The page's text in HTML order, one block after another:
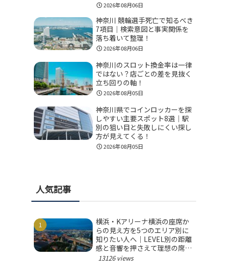
2026年08月06日
神奈川 競輪選手死亡で知るべき
7項目｜検索意図と事実関係を
落ち着いて整理！
2026年08月06日
神奈川のスロット換金率は一律
ではない？店ごとの差を見抜く
立ち回りの軸！
2026年08月05日
神奈川県でコインロッカーを探
しやすい主要スポット8選｜駅
別の狙い目と失敗しにくい探し
方が見えてくる！
2026年08月05日
人気記事
横浜・Kアリーナ横浜の座席か
らの見え方を5つのエリア別に
知りたい人へ｜LEVEL別の距離
感と音響を押さえて理想の席を
選ぼう！
13126 views